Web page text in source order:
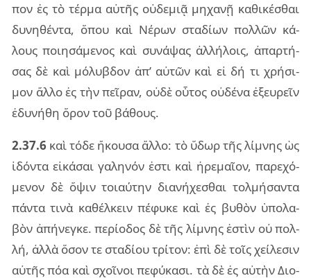
πον ἐς τὸ τέρ­μα αὐ­τῆς οὐ­δε­μιᾷ μη­χα­νῇ κα­θι­κέ­σθαι
δυ­νη­θέν­τα, ὅπου καὶ Νέρων στα­δί­ων πολ­λῶν κά­
λους ποι­η­σά­με­νος καὶ συ­νά­ψας ἀλ­λή­λοις, ἀπαρ­τή­
σας δὲ καὶ μό­λυ­βδον ἀπ’ αὐ­τῶν καὶ εἰ δή τι χρή­σι­
μον ἄλλο ἐς τὴν πεῖ­ραν, οὐδὲ οὗ­τος οὐ­δέ­να ἐξευ­ρεῖν
ἐδυ­νή­θη ὅρον τοῦ βά­θους.
2.37.6 καὶ τόδε ἤκου­σα ἄλλο: τὸ ὕδωρ τῆς λί­μνης ὡς
ἰδόν­τα εἰ­κά­σαι γα­λη­νόν ἐστι καὶ ἠρε­μαῖ­ον, πα­ρε­χό­
με­νον δὲ ὄψιν τοιαύ­την δια­νή­χε­σθαι τολ­μή­σαν­τα
πάν­τα τινὰ κα­θέλ­κειν πέ­φυ­κε καὶ ἐς βυ­θὸν ὑπο­λα­
βὸν ἀπή­νεγ­κε. πε­ρί­ο­δος δὲ τῆς λί­μνης ἐστὶν οὐ πολ­
λή, ἀλλὰ ὅσον τε στα­δί­ου τρί­τον: ἐπὶ δὲ τοῖς χεί­λε­σιν
αὐ­τῆς πόα καὶ σχοῖ­νοι πε­φύ­κα­σι. τὰ δὲ ἐς αὐ­τὴν Διο­